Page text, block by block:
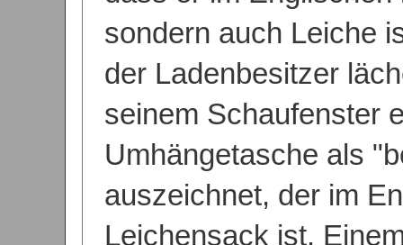
sondern auch Leiche
der Ladenbesitzer
seinem Schaufenster
Umhängetasche als
auszeichnet, der im
Leichensack ist.